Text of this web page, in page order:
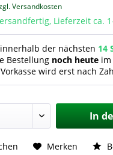
Versandkosten
Lieferzeit ca.
der nächsten 14
Bestellung noch heute
wird erst nach
In
Merken